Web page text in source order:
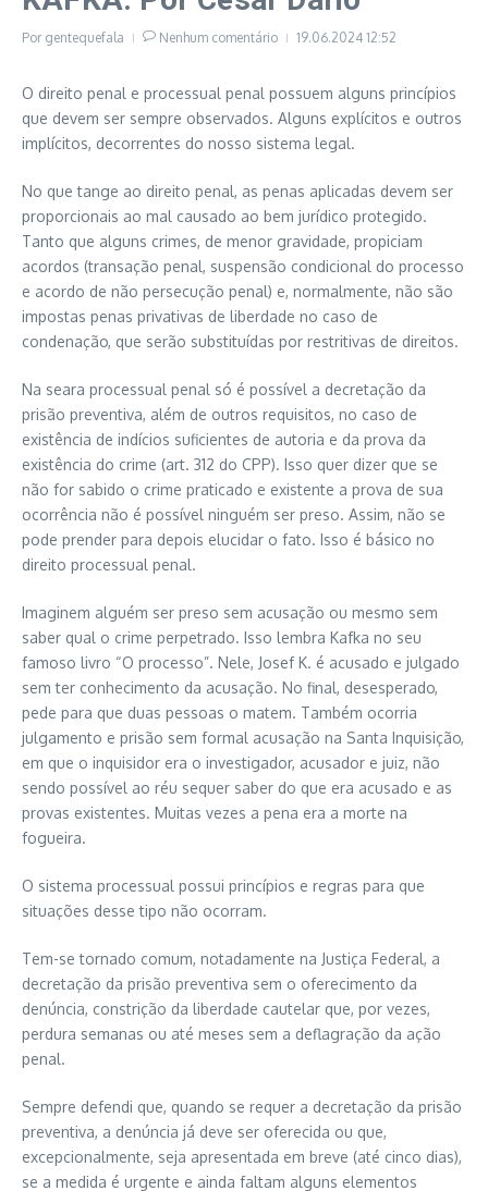
Por gentequefala Nenhum comentário 19.06.2024 12:52
O direito penal e processual penal possuem alguns princípios
que devem ser sempre observados. Alguns explícitos e outros
implícitos, decorrentes do nosso sistema legal.
No que tange ao direito penal, as penas aplicadas devem ser
proporcionais ao mal causado ao bem jurídico protegido.
Tanto que alguns crimes, de menor gravidade, propiciam
acordos (transação penal, suspensão condicional do processo
e acordo de não persecução penal) e, normalmente, não são
impostas penas privativas de liberdade no caso de
condenação, que serão substituídas por restritivas de direitos.
Na seara processual penal só é possível a decretação da
prisão preventiva, além de outros requisitos, no caso de
existência de indícios suficientes de autoria e da prova da
existência do crime (art. 312 do CPP). Isso quer dizer que se
não for sabido o crime praticado e existente a prova de sua
ocorrência não é possível ninguém ser preso. Assim, não se
pode prender para depois elucidar o fato. Isso é básico no
direito processual penal.
Imaginem alguém ser preso sem acusação ou mesmo sem
saber qual o crime perpetrado. Isso lembra Kafka no seu
famoso livro “O processo”. Nele, Josef K. é acusado e julgado
sem ter conhecimento da acusação. No final, desesperado,
pede para que duas pessoas o matem. Também ocorria
julgamento e prisão sem formal acusação na Santa Inquisição,
em que o inquisidor era o investigador, acusador e juiz, não
sendo possível ao réu sequer saber do que era acusado e as
provas existentes. Muitas vezes a pena era a morte na
fogueira.
O sistema processual possui princípios e regras para que
situações desse tipo não ocorram.
Tem-se tornado comum, notadamente na Justiça Federal, a
decretação da prisão preventiva sem o oferecimento da
denúncia, constrição da liberdade cautelar que, por vezes,
perdura semanas ou até meses sem a deflagração da ação
penal.
Sempre defendi que, quando se requer a decretação da prisão
preventiva, a denúncia já deve ser oferecida ou que,
excepcionalmente, seja apresentada em breve (até cinco dias),
se a medida é urgente e ainda faltam alguns elementos